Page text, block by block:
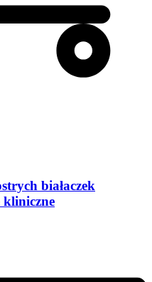
białaczek
kliniczne